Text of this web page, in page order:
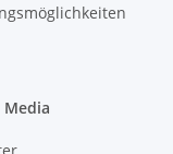
Media